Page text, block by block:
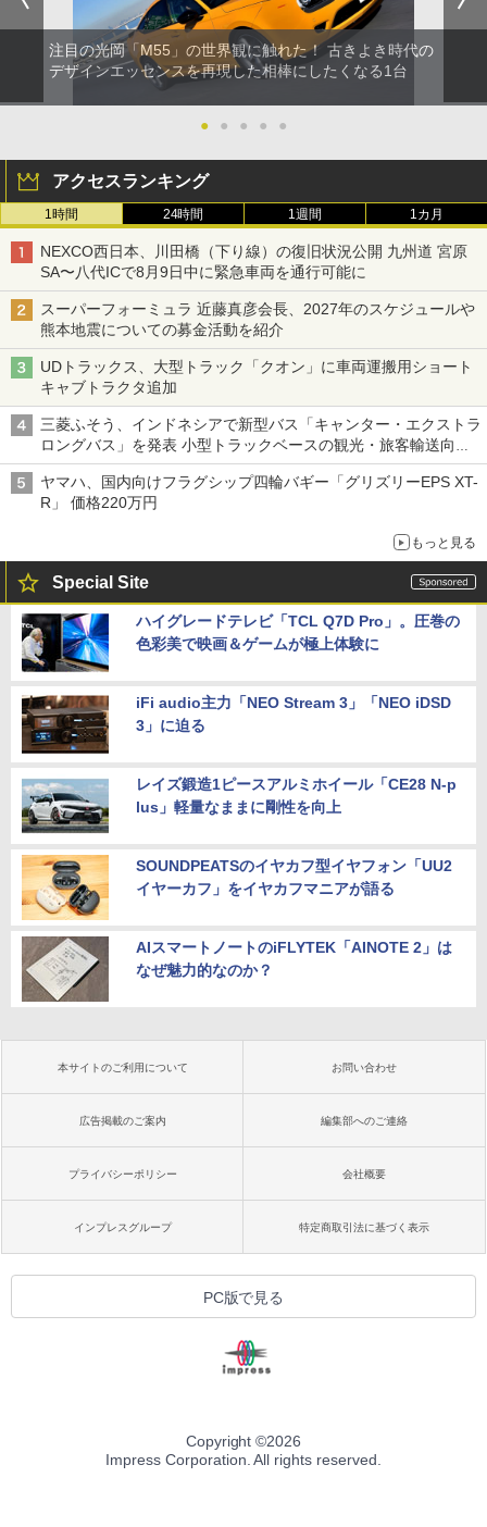
注目の光岡「M55」の世界観に触れた！ 古きよき時代の
デザインエッセンスを再現した相棒にしたくなる1台
● ● ● ● ●
アクセスランキング
1時間 24時間 1週間 1カ月
NEXCO西日本、川田橋（下り線）の復旧状況公開 九州道 宮原
SA〜八代ICで8月9日中に緊急車両を通行可能に
スーパーフォーミュラ 近藤真彦会長、2027年のスケジュールや
熊本地震についての募金活動を紹介
UDトラックス、大型トラック「クオン」に車両運搬用ショート
キャブトラクタ追加
三菱ふそう、インドネシアで新型バス「キャンター・エクストラ
ロングバス」を発表 小型トラックベースの観光・旅客輸送向け
バス
ヤマハ、国内向けフラグシップ四輪バギー「グリズリーEPS XT-
R」 価格220万円
もっと見る
Special Site
ハイグレードテレビ「TCL Q7D Pro」。圧巻の
色彩美で映画＆ゲームが極上体験に
iFi audio主力「NEO Stream 3」「NEO iDSD
3」に迫る
レイズ鍛造1ピースアルミホイール「CE28 N-p
lus」軽量なままに剛性を向上
SOUNDPEATSのイヤカフ型イヤフォン「UU2
イヤーカフ」をイヤカフマニアが語る
AIスマートノートのiFLYTEK「AINOTE 2」は
なぜ魅力的なのか？
本サイトのご利用について お問い合わせ
広告掲載のご案内 編集部へのご連絡
プライバシーポリシー 会社概要
インプレスグループ 特定商取引法に基づく表示
PC版で見る
Copyright ©2026
Impress Corporation. All rights reserved.